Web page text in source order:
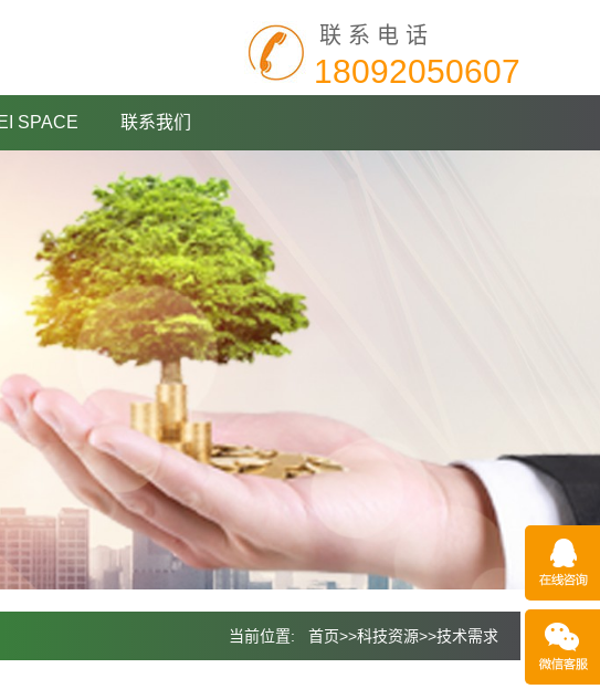
联系电话
18092050607
SPACE 联系我们
当前位置: 首页>>科技资源>>技术需求